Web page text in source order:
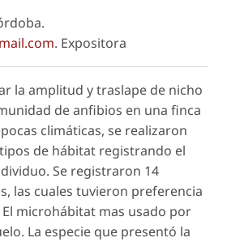
. Expositora
la amplitud y traslape de nicho
de anfibios en una finca
climáticas, se realizaron
de hábitat registrando el
Se registraron 14
las cuales tuvieron preferencia
microhábitat mas usado por
La especie que presentó la